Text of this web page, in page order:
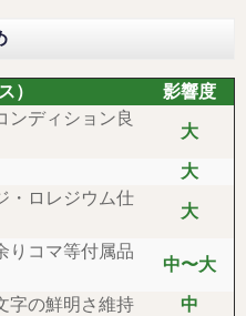
）
影響度
ンディション良
大
大
・ロレジウム仕
大
りコマ等付属品
中〜大
字の鮮明さ維持
中